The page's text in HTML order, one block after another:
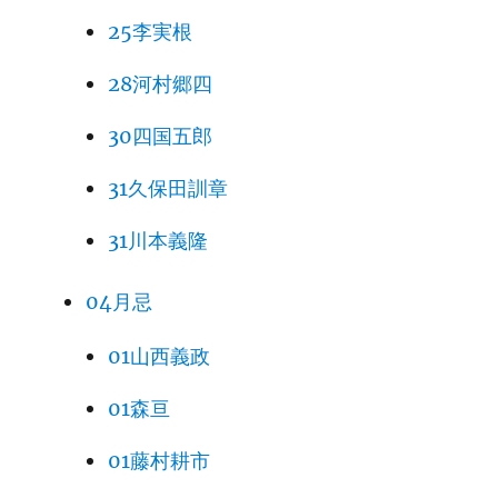
25李実根
28河村郷四
30四国五郎
31久保田訓章
31川本義隆
04月忌
01山西義政
01森亘
01藤村耕市